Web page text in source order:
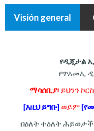
Visión general
የዲጂታል
የጥአመኢ
ማሳሰቢያ፡ ይህንን
[እዚህ ይግቡ] ወይም
በዕለት ተዕለት